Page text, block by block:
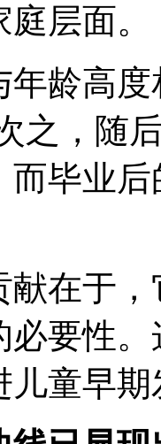
层面。
年龄高
之，随
而毕业
献在于
必要性
儿童早